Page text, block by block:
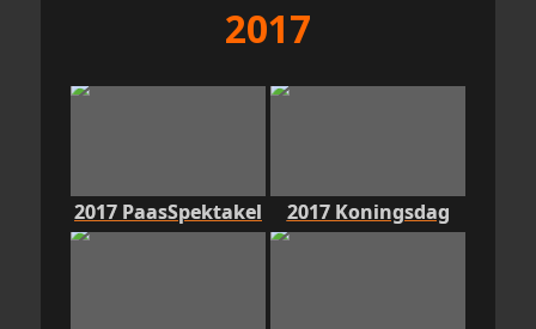
2017
2017 PaasSpektakel 2017 Koningsdag